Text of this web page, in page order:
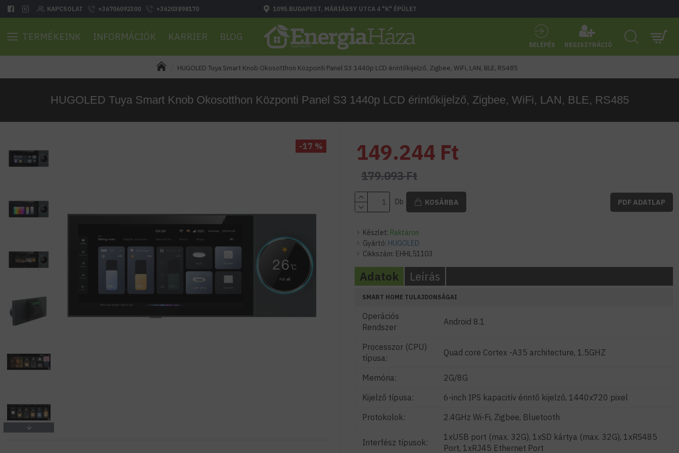
KAPCSOLAT +36706092300 +36203898170 1095.BUDAPEST, MÁRIÁSSY UTCA 4 "K" ÉPÜLET
TERMÉKEINK INFORMÁCIÓK KARRIER BLOG
BELÉPÉS REGISZTRÁCIÓ
HUGOLED Tuya Smart Knob Okosotthon Központi Panel S3 1440p LCD érintőkijelző, Zigbee, WiFi, LAN, BLE, RS485
HUGOLED Tuya Smart Knob Okosotthon Központi Panel S3 1440p LCD érintőkijelző, Zigbee, WiFi, LAN, BLE, RS485
-17 %
Készlet: Raktáron
Gyártó: HUGOLED
Cikkszám: EHHL51103
149.244 Ft
179.093 Ft
Db KOSÁRBA PDF ADATLAP
Adatok Leírás
SMART HOME TULAJDONSÁGAI
Operációs
Rendszer
Android 8.1
Processzor (CPU)
típusa:
Quad core Cortex -A35 architecture, 1.5GHZ
Memória:
2G/8G
Kijelző típusa:
6-inch IPS kapacitív érintő kijelző, 1440x720 pixel
Protokolok:
2.4GHz Wi-Fi, Zigbee, Bluetooth
Interfész típusok:
1xUSB port (max. 32G), 1xSD kártya (max. 32G), 1xRS485
Port, 1xRJ45 Ethernet Port